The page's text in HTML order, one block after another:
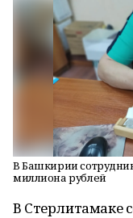
В Башкирии
миллиона рублей
В Стерлитамаке